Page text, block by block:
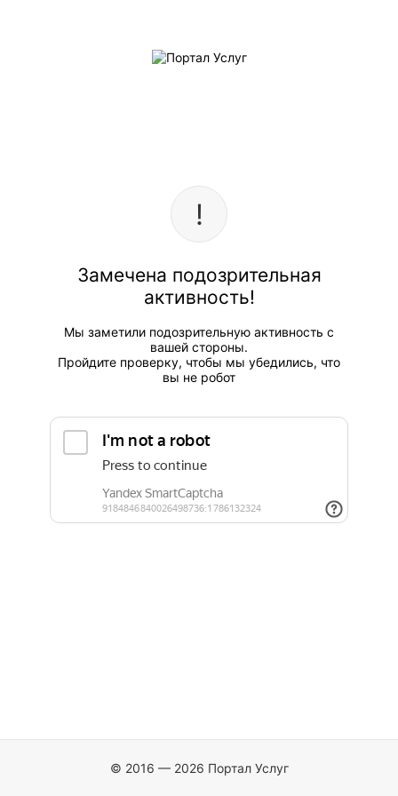
Замечена подозрительная
активность!
Мы заметили подозрительную активность с
вашей стороны.
Пройдите проверку, чтобы мы убедились, что
вы не робот
© 2016 — 2026 Портал Услуг